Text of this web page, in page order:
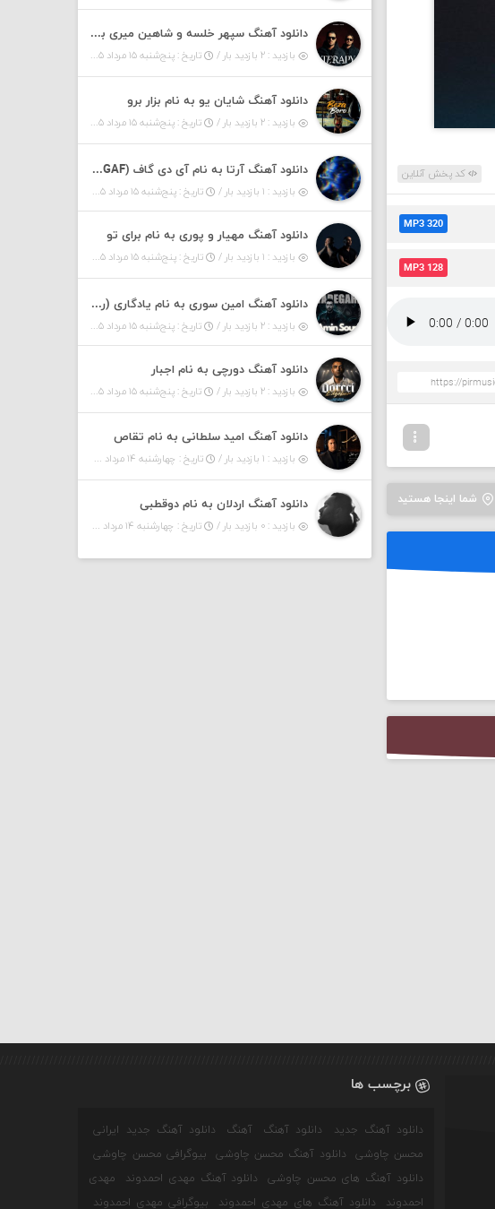
کد پخش آنلاین
MP3 320
MP3 128
شما اینجا هستید
دانلود آهنگ سپهر خلسه و شاهین میری به نام تراپی
بازدید : ۲ بازدید بار / تاریخ : پنج‌شنبه ۱۵ مرداد ۱۴۰۵
دانلود آهنگ شایان یو به نام بزار برو
بازدید : ۲ بازدید بار / تاریخ : پنج‌شنبه ۱۵ مرداد ۱۴۰۵
دانلود آهنگ آرتا به نام آی دی گاف (IDGAF)
بازدید : ۱ بازدید بار / تاریخ : پنج‌شنبه ۱۵ مرداد ۱۴۰۵
دانلود آهنگ مهیار و پوری به نام برای تو
بازدید : ۱ بازدید بار / تاریخ : پنج‌شنبه ۱۵ مرداد ۱۴۰۵
دانلود آهنگ امین سوری به نام یادگاری (رمیکس)
بازدید : ۲ بازدید بار / تاریخ : پنج‌شنبه ۱۵ مرداد ۱۴۰۵
دانلود آهنگ دورچی به نام اجبار
بازدید : ۲ بازدید بار / تاریخ : پنج‌شنبه ۱۵ مرداد ۱۴۰۵
دانلود آهنگ امید سلطانی به نام تقاص
بازدید : ۱ بازدید بار / تاریخ : چهارشنبه ۱۴ مرداد ۱۴۰۵
دانلود آهنگ اردلان به نام دوقطبی
بازدید : ۰ بازدید بار / تاریخ : چهارشنبه ۱۴ مرداد ۱۴۰۵
برچسب ها
دانلود آهنگ جدید دانلود آهنگ آهنگ
دانلود آهنگ جدید ایرانی
محسن چاوشی
دانلود آهنگ محسن چاوشی
بیوگرافی محسن چاوشی
دانلود آهنگ های محسن چاوشی
دانلود آهنگ مهدی احمدوند
مهدی
احمدوند
دانلود آهنگ های مهدی احمدوند بیوگرافی مهدی احمدوند